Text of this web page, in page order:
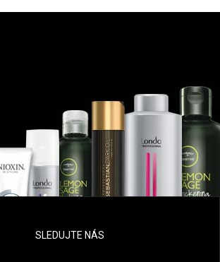
SLEDUJTE NÁS